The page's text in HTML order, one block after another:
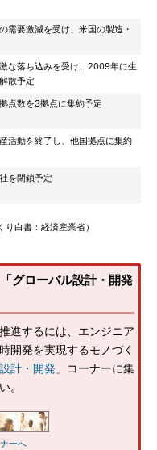
需要激減を受け、米国の製造・
な落ち込みを受け、2009年に生
散予定
点数を3拠点に集約予定
活動を終了し、他国拠点に集約
を閉鎖予定
白書：経済産業省）
グローバル設計・開発
進するには、エンジニア
開発を実現するモノづく
計・開発 」コーナーに集
。
ーへ